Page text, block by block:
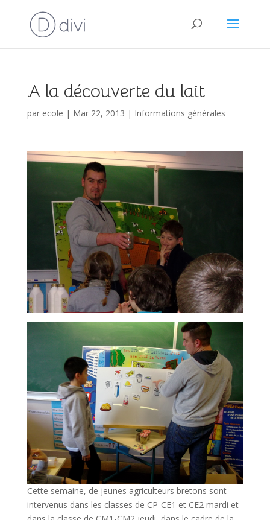
A la découverte du lait
par ecole | Mar 22, 2013 | Informations générales
Cette semaine, de jeunes agriculteurs bretons sont
intervenus dans les classes de CP-CE1 et CE2 mardi et